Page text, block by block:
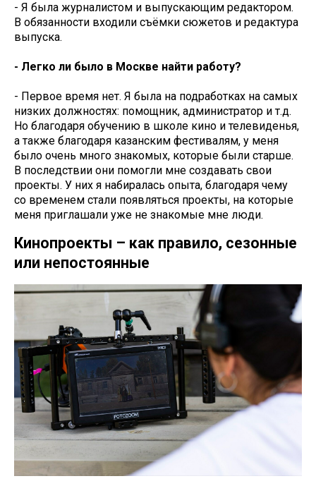
- Я была журналистом и выпускающим редактором.
В обязанности входили съёмки сюжетов и редактура
выпуска.
- Легко ли было в Москве найти работу?
- Первое время нет. Я была на подработках на самых
низких должностях: помощник, администратор и т.д.
Но благодаря обучению в школе кино и телевиденья,
а также благодаря казанским фестивалям, у меня
было очень много знакомых, которые были старше.
В последствии они помогли мне создавать свои
проекты. У них я набиралась опыта, благодаря чему
со временем стали появляться проекты, на которые
меня приглашали уже не знакомые мне люди.
Кинопроекты – как правило, сезонные
или непостоянные